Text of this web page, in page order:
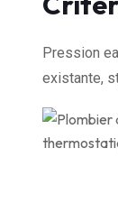
Pression
existante,